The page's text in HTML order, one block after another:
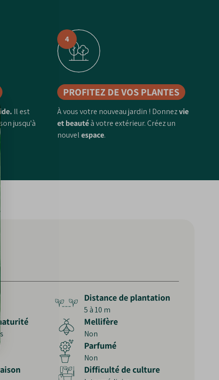
Il est
jusqu'à
4
PROFITEZ DE VOS PLANTES
À vous votre nouveau jardin ! Donnezvie
et beautéà votre extérieur. Créez un
nouvelespace.
Distance de plantation
5 à 10 m
Mellifère
Non
Parfumé
Non
Difficulté de culture